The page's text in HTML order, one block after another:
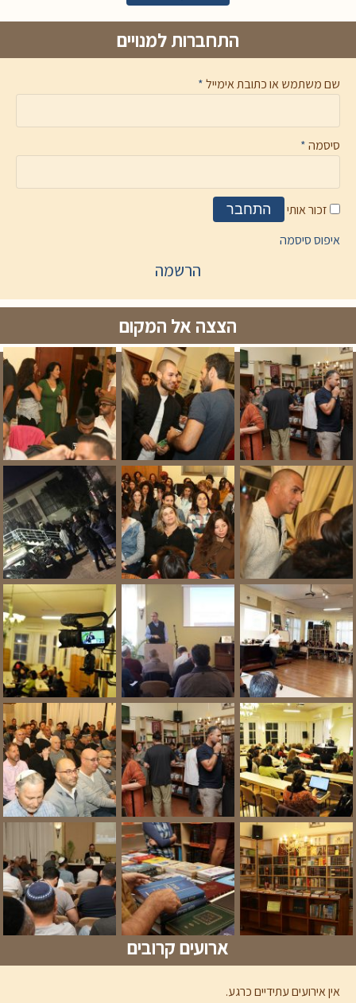
התחברות למנויים
שם משתמש או כתובת אימייל*
סיסמה*
זכור אותי התחבר
איפוס סיסמה
הרשמה
הצצה אל המקום
ארועים קרובים
אין אירועים עתידיים כרגע.